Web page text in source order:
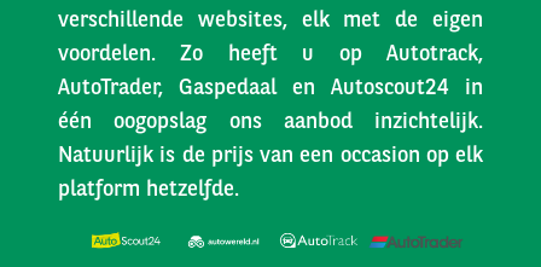
verschillende websites, elk met de eigen
voordelen. Zo heeft u op Autotrack,
AutoTrader, Gaspedaal en Autoscout24 in
één oogopslag ons aanbod inzichtelijk.
Natuurlijk is de prijs van een occasion op elk
platform hetzelfde.